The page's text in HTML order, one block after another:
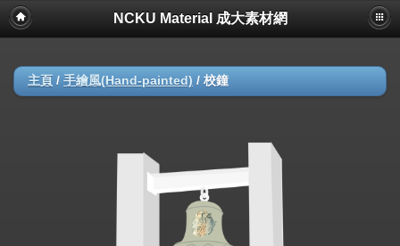
NCKU Material 成大素材網
主頁 / 手繪風(Hand-painted) / 校鐘